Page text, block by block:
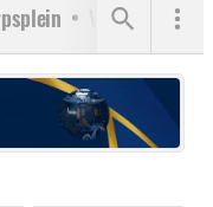
Verenigingen